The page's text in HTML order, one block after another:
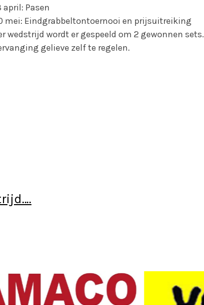
april: Pasen
mei: Eindgrabbeltontoernooi en prijsuitreiking
wedstrijd wordt er gespeeld om 2 gewonnen sets.
gelieve zelf te regelen.